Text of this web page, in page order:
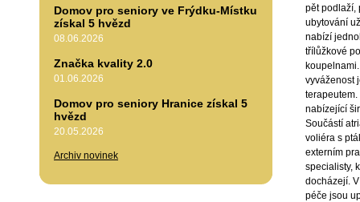
Domov pro seniory ve Frýdku-Místku
získal 5 hvězd
08.06.2026
Značka kvality 2.0
01.06.2026
Domov pro seniory Hranice získal 5
hvězd
20.05.2026
Archiv novinek
pět podlaží,
ubytování
nabízí
třílůžkové
vyváženost
nabízející
Součástí
voliéra s
externím
specialisty,
docházejí.
péče jsou